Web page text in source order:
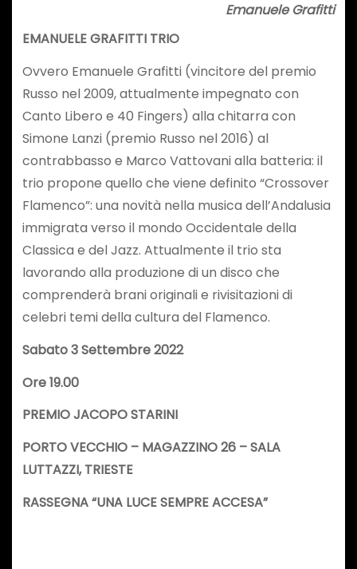
Emanuele Grafitti
EMANUELE GRAFITTI TRIO
Ovvero Emanuele Grafitti (vincitore del premio
Russo nel 2009, attualmente impegnato con
Canto Libero e 40 Fingers) alla chitarra con
Simone Lanzi (premio Russo nel 2016) al
contrabbasso e Marco Vattovani alla batteria: il
trio propone quello che viene definito “Crossover
Flamenco”: una novità nella musica dell’Andalusia
immigrata verso il mondo Occidentale della
Classica e del Jazz. Attualmente il trio sta
lavorando alla produzione di un disco che
comprenderà brani originali e rivisitazioni di
celebri temi della cultura del Flamenco.
Sabato 3 Settembre 2022
Ore 19.00
PREMIO JACOPO STARINI
PORTO VECCHIO – MAGAZZINO 26 – SALA
LUTTAZZI, TRIESTE
RASSEGNA “UNA LUCE SEMPRE ACCESA”